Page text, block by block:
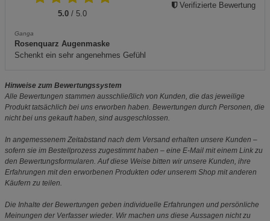
5.0 / 5.0
Ganga
Rosenquarz Augenmaske
Schenkt ein sehr angenehmes Gefühl
Verifizierte Bewertung
Hinweise zum Bewertungssystem
Alle Bewertungen stammen ausschließlich von Kunden, die das jeweilige
Produkt tatsächlich bei uns erworben haben. Bewertungen durch Personen, die
nicht bei uns gekauft haben, sind ausgeschlossen.
In angemessenem Zeitabstand nach dem Versand erhalten unsere Kunden –
sofern sie im Bestellprozess zugestimmt haben – eine E-Mail mit einem Link zu
den Bewertungsformularen. Auf diese Weise bitten wir unsere Kunden, ihre
Erfahrungen mit den erworbenen Produkten oder unserem Shop mit anderen
Käufern zu teilen.
Die Inhalte der Bewertungen geben individuelle Erfahrungen und persönliche
Meinungen der Verfasser wieder. Wir machen uns diese Aussagen nicht zu